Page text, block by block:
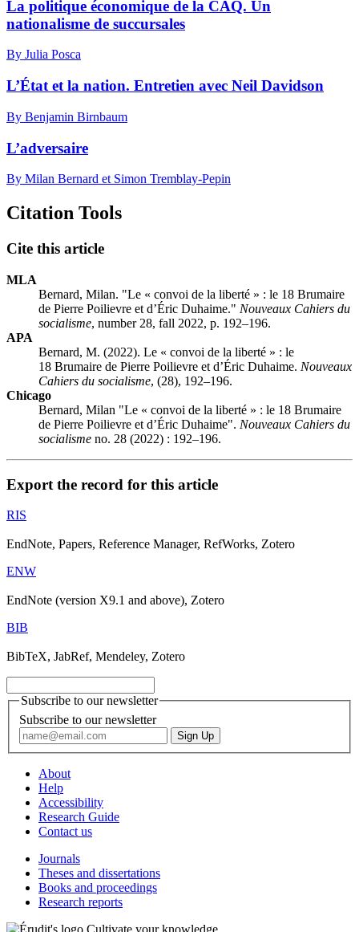
La politique économique de la CAQ. Un
nationalisme de succursales
By Julia Posca
L’État et la nation. Entretien avec Neil Davidson
By Benjamin Birnbaum
L’adversaire
By Milan Bernard et Simon Tremblay-Pepin
Citation Tools
Cite this article
MLA
Bernard, Milan. "Le « convoi de la liberté » : le 18 Brumaire
de Pierre Poilievre et d’Éric Duhaime." Nouveaux Cahiers du
socialisme, number 28, fall 2022, p. 192–196.
APA
Bernard, M. (2022). Le « convoi de la liberté » : le
18 Brumaire de Pierre Poilievre et d’Éric Duhaime. Nouveaux
Cahiers du socialisme, (28), 192–196.
Chicago
Bernard, Milan "Le « convoi de la liberté » : le 18 Brumaire
de Pierre Poilievre et d’Éric Duhaime". Nouveaux Cahiers du
socialisme no. 28 (2022) : 192–196.
Export the record for this article
RIS
EndNote, Papers, Reference Manager, RefWorks, Zotero
ENW
EndNote (version X9.1 and above), Zotero
BIB
BibTeX, JabRef, Mendeley, Zotero
Subscribe to our newsletter
Subscribe to our newsletter
About
Help
Accessibility
Research Guide
Contact us
Journals
Theses and dissertations
Books and proceedings
Research reports
Cultivate your knowledge.